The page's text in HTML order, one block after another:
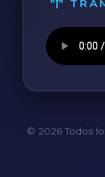
© 2026 Todos